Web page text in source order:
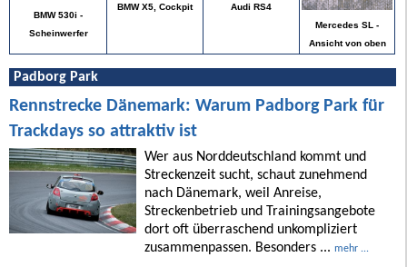
BMW 530i -
Scheinwerfer
BMW X5, Cockpit
Audi RS4
Mercedes SL -
Ansicht von oben
Padborg Park
Rennstrecke Dänemark: Warum Padborg Park für
Trackdays so attraktiv ist
Wer aus Norddeutschland kommt und
Streckenzeit sucht, schaut zunehmend
nach Dänemark, weil Anreise,
Streckenbetrieb und Trainingsangebote
dort oft überraschend unkompliziert
zusammenpassen. Besonders ... mehr ...